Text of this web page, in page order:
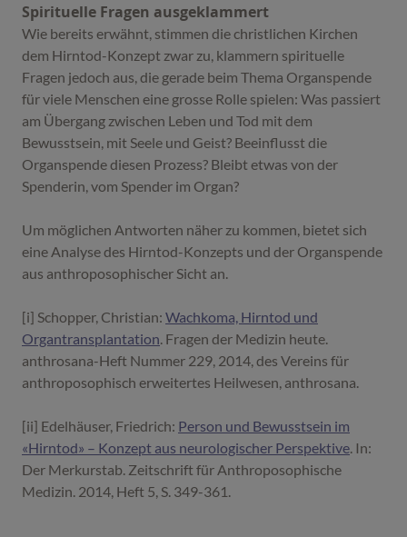
Spirituelle Fragen ausgeklammert
Wie bereits erwähnt, stimmen die christlichen Kirchen
dem Hirntod-Konzept zwar zu, klammern spirituelle
Fragen jedoch aus, die gerade beim Thema Organspende
für viele Menschen eine grosse Rolle spielen: Was passiert
am Übergang zwischen Leben und Tod mit dem
Bewusstsein, mit Seele und Geist? Beeinflusst die
Organspende diesen Prozess? Bleibt etwas von der
Spenderin, vom Spender im Organ?
Um möglichen Antworten näher zu kommen, bietet sich
eine Analyse des Hirntod-Konzepts und der Organspende
aus anthroposophischer Sicht an.
[i] Schopper, Christian: Wachkoma, Hirntod und
Organtransplantation. Fragen der Medizin heute.
anthrosana-Heft Nummer 229, 2014, des Vereins für
anthroposophisch erweitertes Heilwesen, anthrosana.
[ii] Edelhäuser, Friedrich: Person und Bewusstsein im
«Hirntod» – Konzept aus neurologischer Perspektive. In:
Der Merkurstab. Zeitschrift für Anthroposophische
Medizin. 2014, Heft 5, S. 349-361.